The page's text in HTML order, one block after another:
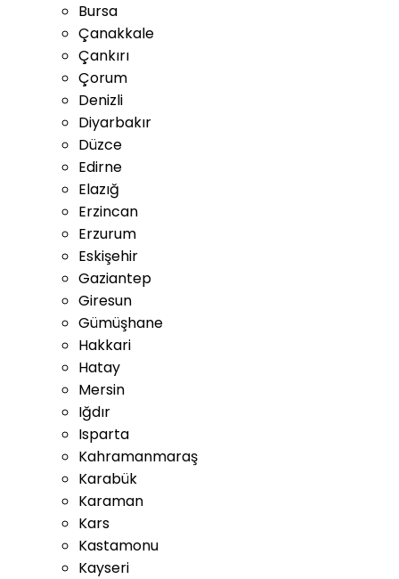
Bursa
Çanakkale
Çankırı
Çorum
Denizli
Diyarbakır
Düzce
Edirne
Elazığ
Erzincan
Erzurum
Eskişehir
Gaziantep
Giresun
Gümüşhane
Hakkari
Hatay
Mersin
Iğdır
Isparta
Kahramanmaraş
Karabük
Karaman
Kars
Kastamonu
Kayseri